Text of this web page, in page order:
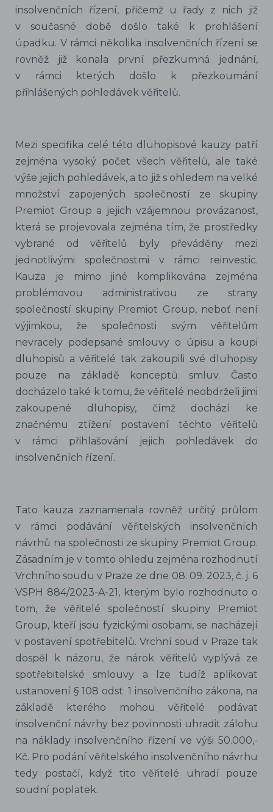
insolvenčních řízení, přičemž u řady z nich již
v současné době došlo také k prohlášení
úpadku. V rámci několika insolvenčních řízení se
rovněž již konala první přezkumná jednání,
v rámci kterých došlo k přezkoumání
přihlášených pohledávek věřitelů.
Mezi specifika celé této dluhopisové kauzy patří
zejména vysoký počet všech věřitelů, ale také
výše jejich pohledávek, a to již s ohledem na velké
množství zapojených společností ze skupiny
Premiot Group a jejich vzájemnou provázanost,
která se projevovala zejména tím, že prostředky
vybrané od věřitelů byly převáděny mezi
jednotlivými společnostmi v rámci reinvestic.
Kauza je mimo jiné komplikována zejména
problémovou administrativou ze strany
společností skupiny Premiot Group, neboť není
výjimkou, že společnosti svým věřitelům
nevracely podepsané smlouvy o úpisu a koupi
dluhopisů a věřitelé tak zakoupili své dluhopisy
pouze na základě konceptů smluv. Často
docházelo také k tomu, že věřitelé neobdrželi jimi
zakoupené dluhopisy, čímž dochází ke
značnému ztížení postavení těchto věřitelů
v rámci přihlašování jejich pohledávek do
insolvenčních řízení.
Tato kauza zaznamenala rovněž určitý průlom
v rámci podávání věřitelských insolvenčních
návrhů na společnosti ze skupiny Premiot Group.
Zásadním je v tomto ohledu zejména rozhodnutí
Vrchního soudu v Praze ze dne 08. 09. 2023, č. j. 6
VSPH 884/2023-A-21, kterým bylo rozhodnuto o
tom, že věřitelé společností skupiny Premiot
Group, kteří jsou fyzickými osobami, se nacházejí
v postavení spotřebitelů. Vrchní soud v Praze tak
dospěl k názoru, že nárok věřitelů vyplývá ze
spotřebitelské smlouvy a lze tudíž aplikovat
ustanovení § 108 odst. 1 insolvenčního zákona, na
základě kterého mohou věřitelé podávat
insolvenční návrhy bez povinnosti uhradit zálohu
na náklady insolvenčního řízení ve výši 50.000,-
Kč. Pro podání věřitelského insolvenčního návrhu
tedy postačí, když tito věřitelé uhradí pouze
soudní poplatek.